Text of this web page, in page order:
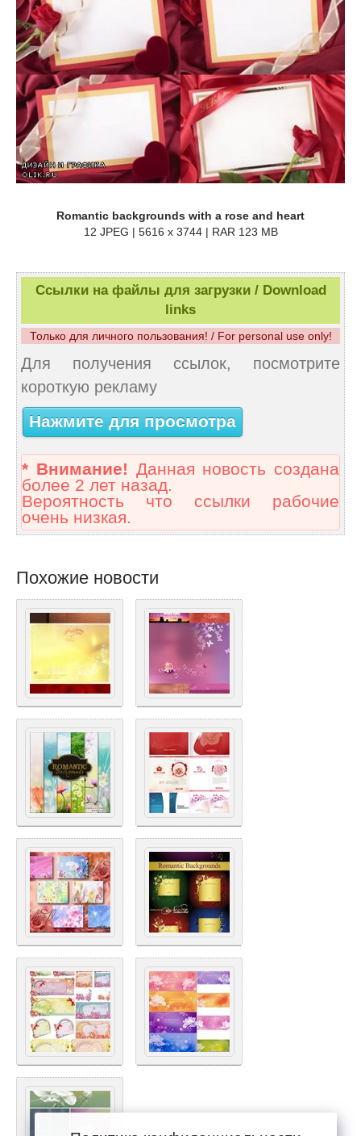
Romantic backgrounds with a rose and heart
12 JPEG | 5616 x 3744 | RAR 123 MB
Ссылки на файлы для загрузки / Download
links
Только для личного пользования! / For personal use only!
Для получения ссылок, посмотрите
короткую рекламу
Нажмите для просмотра
* Внимание! Данная новость создана
более 2 лет назад.
Вероятность что ссылки рабочие
очень низкая.
Похожие новости